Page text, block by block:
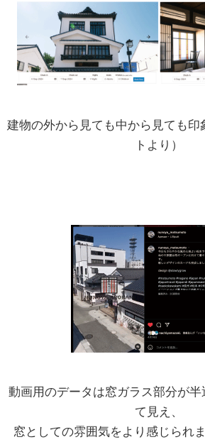
建物の外から見ても中から見ても印
トより）
動画用のデータは窓ガラス部分が
て見え、
窓としての雰囲気をより感じられ